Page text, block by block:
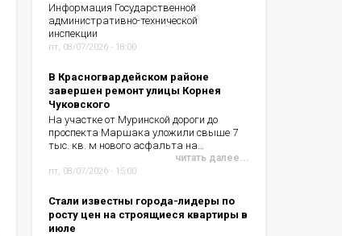
Информация Государственной
административно-технической
инспекции
пт, 08/07/2026 - 18:00
В Красногвардейском районе
завершен ремонт улицы Корнея
Чуковского
На участке от Муринской дороги до
проспекта Маршака уложили свыше 7
тыс. кв. м нового асфальта на…
читать далее...
пт, 08/07/2026 - 15:00
Стали известны города-лидеры по
росту цен на строящиеся квартиры в
июле